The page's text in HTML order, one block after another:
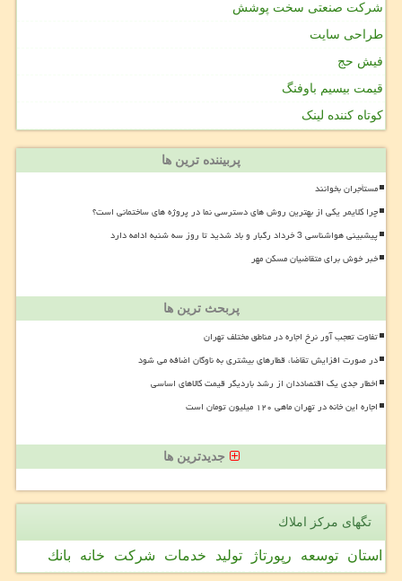
شرکت صنعتی سخت پوشش
طراحی سایت
فیش حج
قیمت بیسیم باوفنگ
کوتاه کننده لینک
پربیننده ترین ها
مستأجران بخوانند
چرا کلایمر یکی از بهترین روش های دسترسی نما در پروژه های ساختمانی است؟
پیشبینی هواشناسی 3 خرداد رگبار و باد شدید تا روز سه شنبه ادامه دارد
خبر خوش برای متقاضیان مسکن مهر
پربحث ترین ها
تفاوت تعجب آور نرخ اجاره در مناطق مختلف تهران
در صورت افزایش تقاضا، قطارهای بیشتری به ناوگان اضافه می شود
اخطار جدی یک اقتصاددان از رشد باردیگر قیمت کالاهای اساسی
اجاره این خانه در تهران ماهی ۱۲۰ میلیون تومان است
جدیدترین ها
تگهای مركز املاك
استان توسعه رپورتاژ تولید خدمات شركت خانه بانك